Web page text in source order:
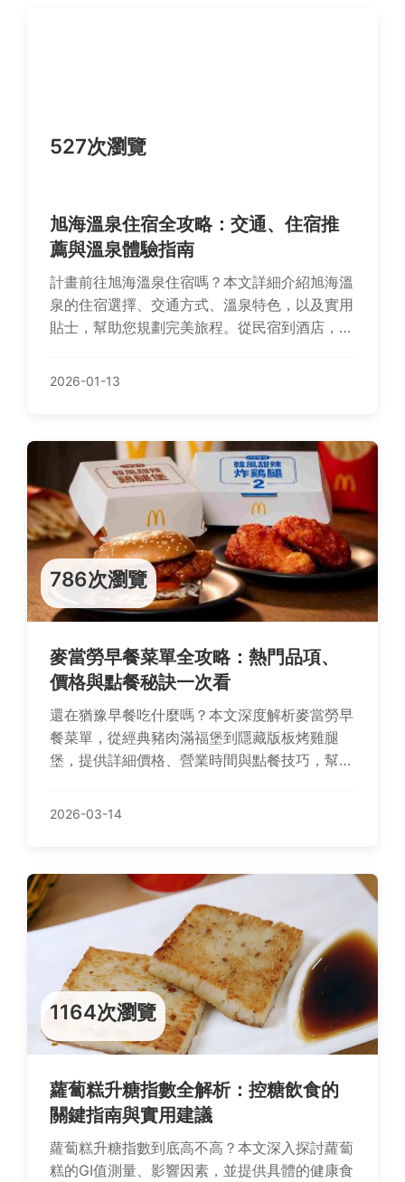
527次瀏覽
旭海溫泉住宿全攻略：交通、住宿推
薦與溫泉體驗指南
計畫前往旭海溫泉住宿嗎？本文詳細介紹旭海溫
泉的住宿選擇、交通方式、溫泉特色，以及實用
貼士，幫助您規劃完美旅程。從民宿到酒店，從
2026-01-13
786次瀏覽
麥當勞早餐菜單全攻略：熱門品項、
價格與點餐秘訣一次看
還在猶豫早餐吃什麼嗎？本文深度解析麥當勞早
餐菜單，從經典豬肉滿福堡到隱藏版板烤雞腿
堡，提供詳細價格、營業時間與點餐技巧，幫助
2026-03-14
1164次瀏覽
蘿蔔糕升糖指數全解析：控糖飲食的
關鍵指南與實用建議
蘿蔔糕升糖指數到底高不高？本文深入探討蘿蔔
糕的GI值測量、影響因素，並提供具體的健康食